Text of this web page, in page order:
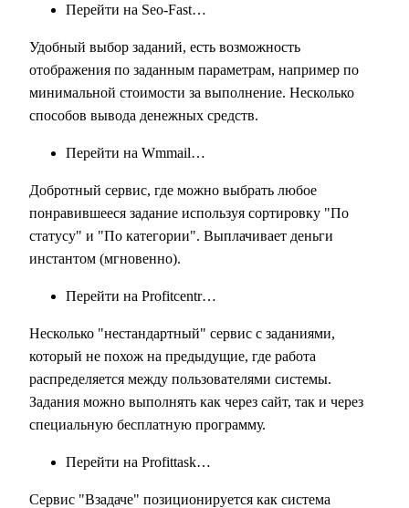
Перейти на Seo-Fast…
Удобный выбор заданий, есть возможность
отображения по заданным параметрам, например по
минимальной стоимости за выполнение. Несколько
способов вывода денежных средств.
Перейти на Wmmail…
Добротный сервис, где можно выбрать любое
понравившееся задание используя сортировку "По
статусу" и "По категории". Выплачивает деньги
инстантом (мгновенно).
Перейти на Profitcentr…
Несколько "нестандартный" сервис с заданиями,
который не похож на предыдущие, где работа
распределяется между пользователями системы.
Задания можно выполнять как через сайт, так и через
специальную бесплатную программу.
Перейти на Profittask…
Сервис "Взадаче" позиционируется как система